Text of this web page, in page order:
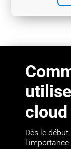
cloud
Dès le